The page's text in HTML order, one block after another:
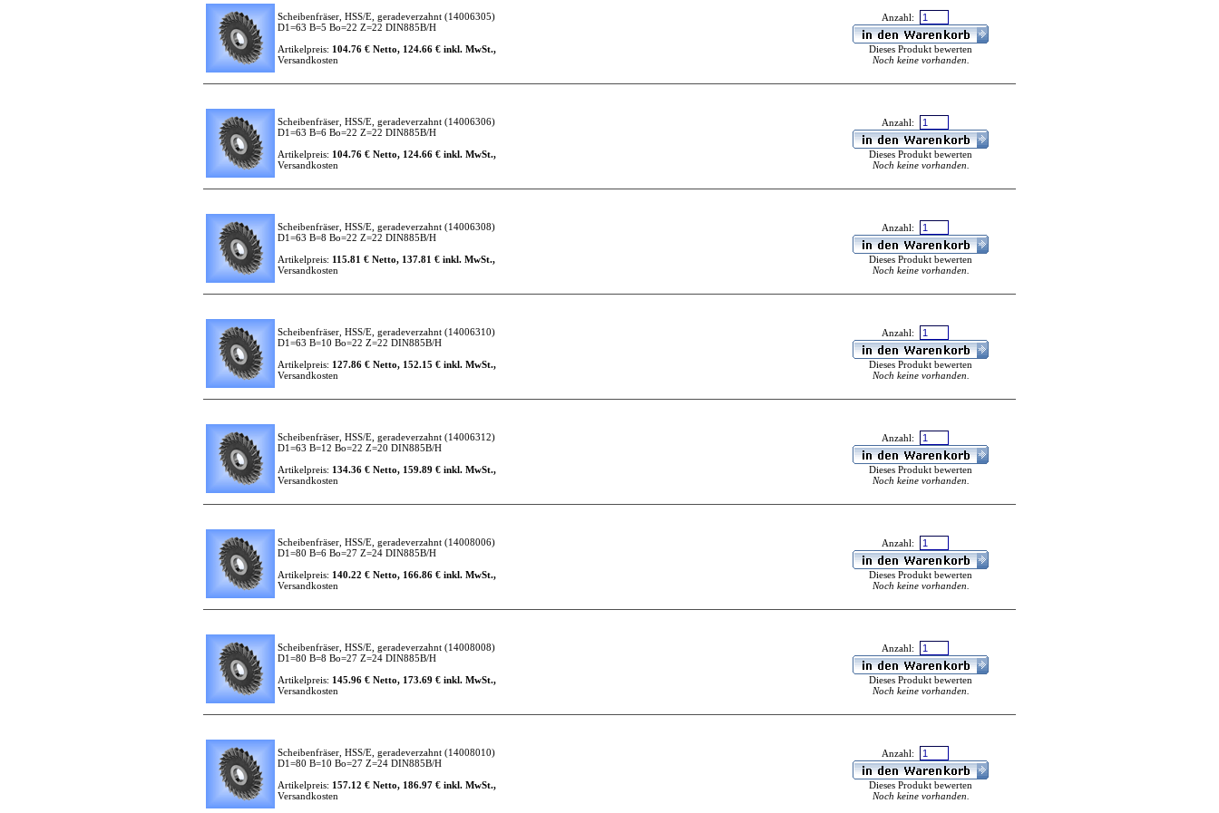
Scheibenfräser, HSS/E, geradeverzahnt (14006305)
D1=63 B=5 Bo=22 Z=22 DIN885B/H
Artikelpreis: 104.76 € Netto, 124.66 € inkl. MwSt.,
Versandkosten
Anzahl:
Dieses Produkt bewerten
Noch keine vorhanden.
Scheibenfräser, HSS/E, geradeverzahnt (14006306)
D1=63 B=6 Bo=22 Z=22 DIN885B/H
Artikelpreis: 104.76 € Netto, 124.66 € inkl. MwSt.,
Versandkosten
Anzahl:
Dieses Produkt bewerten
Noch keine vorhanden.
Scheibenfräser, HSS/E, geradeverzahnt (14006308)
D1=63 B=8 Bo=22 Z=22 DIN885B/H
Artikelpreis: 115.81 € Netto, 137.81 € inkl. MwSt.,
Versandkosten
Anzahl:
Dieses Produkt bewerten
Noch keine vorhanden.
Scheibenfräser, HSS/E, geradeverzahnt (14006310)
D1=63 B=10 Bo=22 Z=22 DIN885B/H
Artikelpreis: 127.86 € Netto, 152.15 € inkl. MwSt.,
Versandkosten
Anzahl:
Dieses Produkt bewerten
Noch keine vorhanden.
Scheibenfräser, HSS/E, geradeverzahnt (14006312)
D1=63 B=12 Bo=22 Z=20 DIN885B/H
Artikelpreis: 134.36 € Netto, 159.89 € inkl. MwSt.,
Versandkosten
Anzahl:
Dieses Produkt bewerten
Noch keine vorhanden.
Scheibenfräser, HSS/E, geradeverzahnt (14008006)
D1=80 B=6 Bo=27 Z=24 DIN885B/H
Artikelpreis: 140.22 € Netto, 166.86 € inkl. MwSt.,
Versandkosten
Anzahl:
Dieses Produkt bewerten
Noch keine vorhanden.
Scheibenfräser, HSS/E, geradeverzahnt (14008008)
D1=80 B=8 Bo=27 Z=24 DIN885B/H
Artikelpreis: 145.96 € Netto, 173.69 € inkl. MwSt.,
Versandkosten
Anzahl:
Dieses Produkt bewerten
Noch keine vorhanden.
Scheibenfräser, HSS/E, geradeverzahnt (14008010)
D1=80 B=10 Bo=27 Z=24 DIN885B/H
Artikelpreis: 157.12 € Netto, 186.97 € inkl. MwSt.,
Versandkosten
Anzahl:
Dieses Produkt bewerten
Noch keine vorhanden.